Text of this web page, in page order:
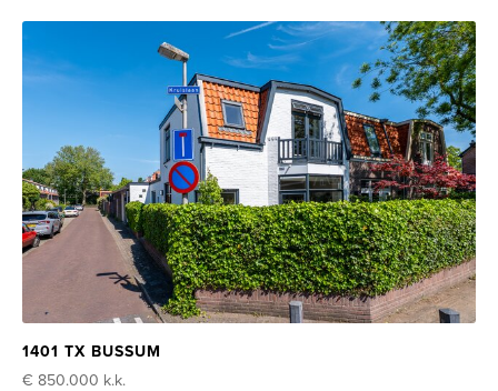
1401 TX BUSSUM
€ 850.000 k.k.